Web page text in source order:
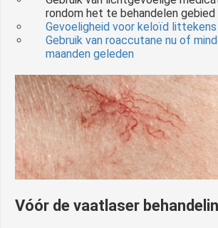
rondom het te behandelen gebied
Gevoeligheid voor keloïd littekens
Gebruik van roaccutane nu of
maanden geleden
Vóór de vaatlaser